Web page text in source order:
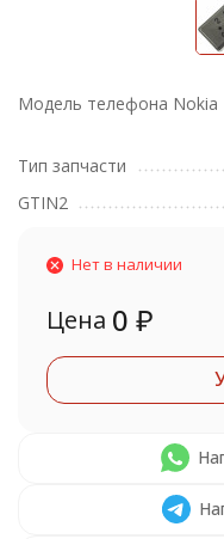
Модель телефона Nokia
Тип запчасти
GTIN2
Нет в наличии
Цена 0 ₽